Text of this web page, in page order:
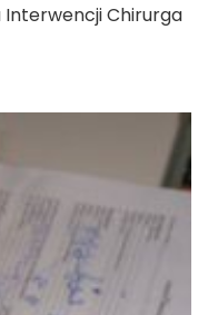
Interwencji Chirurga